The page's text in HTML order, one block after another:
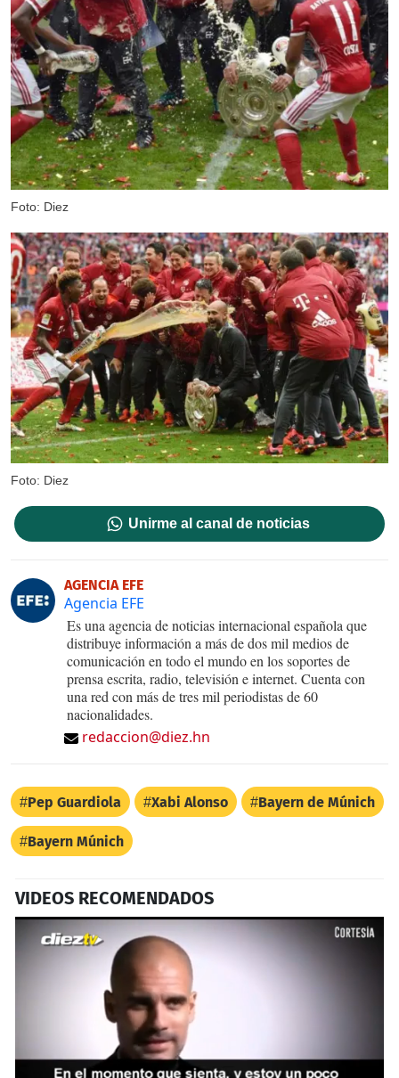
Foto: Diez
Foto: Diez
Unirme al canal de noticias
AGENCIA EFE
Agencia EFE
Es una agencia de noticias internacional española que
distribuye información a más de dos mil medios de
comunicación en todo el mundo en los soportes de
prensa escrita, radio, televisión e internet. Cuenta con
una red con más de tres mil periodistas de 60
nacionalidades.
redaccion@diez.hn
Pep Guardiola Xabi Alonso Bayern de Múnich
Bayern Múnich
VIDEOS RECOMENDADOS